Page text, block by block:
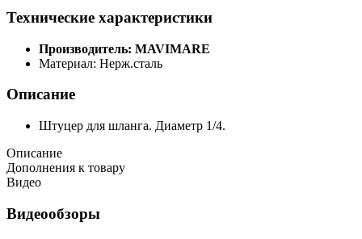
Технические характеристики
Производитель: MAVIMARE
Материал: Нерж.сталь
Описание
Штуцер для шланга. Диаметр 1/4.
Описание
Дополнения к товару
Видео
Видеообзоры